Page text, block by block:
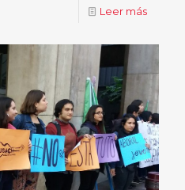
Leer más